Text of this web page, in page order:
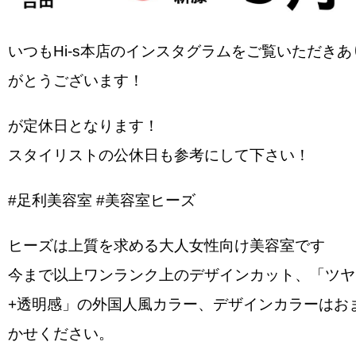
いつもHi-s本店のインスタグラムをご覧いただきあ
がとうございます！
️が定休日となります！
スタイリストの公休日も参考にして下さい！
#足利美容室 #美容室ヒーズ
ヒーズは上質を求める大人女性向け美容室です
今まで以上ワンランク上のデザインカット、「ツヤ
+透明感」の外国人風カラー、デザインカラーはお
かせください。